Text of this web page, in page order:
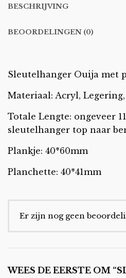
BESCHRIJVING
BEOORDELINGEN (0)
Sleutelhanger Ouija met
Materiaal: Acryl, Legering,
Totale Lengte: ongeveer
sleutelhanger top naar
Plankje: 40*60mm
Planchette: 40*41mm
Er zijn nog geen
WEES DE EERSTE OM